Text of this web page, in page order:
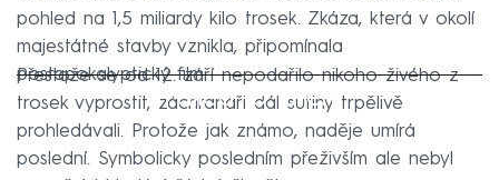
pohled na 1,5 miliardy kilo trosek. Zkáza, která v okolí
majestátné stavby vznikla, připomínala
postapokalyptický film.
Failed to fetch
Přestože se od 12. září nepodařilo nikoho živého z
trosek vyprostit, záchranáři dál sutiny trpělivě
prohledávali. Protože jak známo, naděje umírá
poslední. Symbolicky posledním přeživším ale nebyl